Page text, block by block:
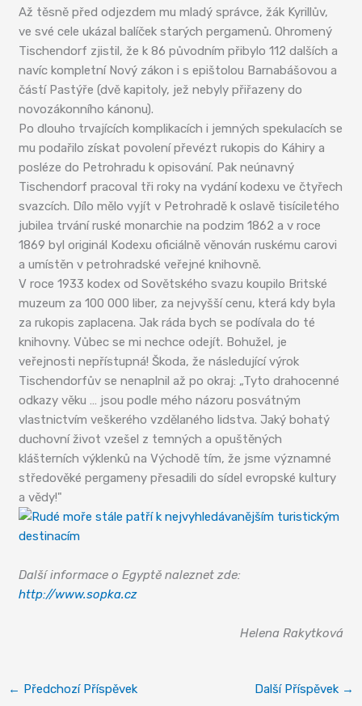
Až těsně před odjezdem mu mladý správce, žák Kyrillův,
ve své cele ukázal balíček starých pergamenů. Ohromený
Tischendorf zjistil, že k 86 původním přibylo 112 dalších a
navíc kompletní Nový zákon i s epištolou Barnabášovou a
částí Pastýře (dvě kapitoly, jež nebyly přiřazeny do
novozákonního kánonu).
Po dlouho trvajících komplikacích i jemných spekulacích se
mu podařilo získat povolení převézt rukopis do Káhiry a
posléze do Petrohradu k opisování. Pak neúnavný
Tischendorf pracoval tři roky na vydání kodexu ve čtyřech
svazcích. Dílo mělo vyjít v Petrohradě k oslavě tisíciletého
jubilea trvání ruské monarchie na podzim 1862 a v roce
1869 byl originál Kodexu oficiálně věnován ruskému carovi
a umístěn v petrohradské veřejné knihovně.
V roce 1933 kodex od Sovětského svazu koupilo Britské
muzeum za 100 000 liber, za nejvyšší cenu, která kdy byla
za rukopis zaplacena. Jak ráda bych se podívala do té
knihovny. Vůbec se mi nechce odejít. Bohužel, je
veřejnosti nepřístupná! Škoda, že následující výrok
Tischendorfův se nenaplnil až po okraj: „Tyto drahocenné
odkazy věku … jsou podle mého názoru posvátným
vlastnictvím veškerého vzdělaného lidstva. Jaký bohatý
duchovní život vzešel z temných a opuštěných
klášterních výklenků na Východě tím, že jsme významné
středověké pergameny přesadili do sídel evropské kultury
a vědy!"
Další informace o Egyptě naleznet zde:
http://www.sopka.cz
Helena Rakytková
← Předchozí Příspěvek Další Příspěvek →